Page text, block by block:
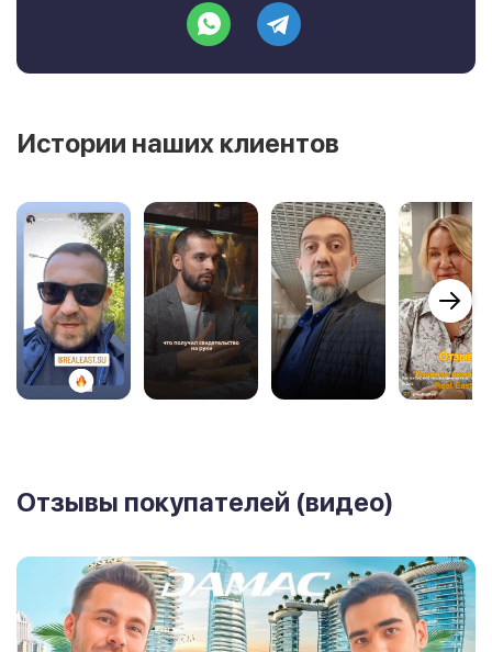
Истории наших клиентов
Отзывы покупателей (видео)